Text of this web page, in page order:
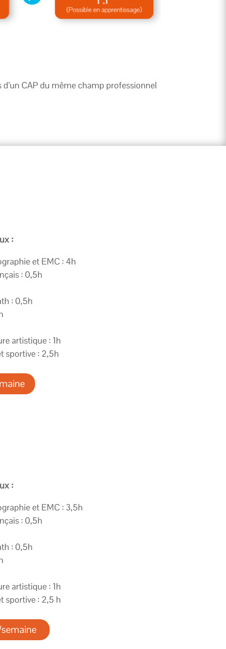
CAP du même champ professionnel
:
et EMC : 4h
: 0,5h
: 0,5h
artistique : 1h
sportive : 2,5h
:
et EMC : 3,5h
: 0,5h
: 0,5h
artistique : 1h
sportive : 2,5 h